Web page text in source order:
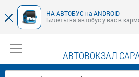
НА-АВТОБУС на ANDROID
Билеты на автобус у вас в
АВТОВОКЗАЛ